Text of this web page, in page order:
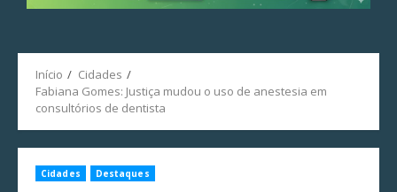
Início
Cidades
Fabiana Gomes: Justiça mudou o uso de anestesia em
consultórios de dentista
Cidades Destaques